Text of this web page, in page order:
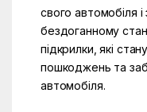
свого автомобіля
бездоганному
підкрилки, які
пошкоджень та
автомобіля.